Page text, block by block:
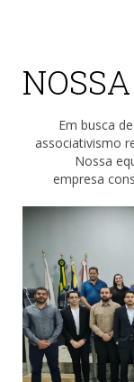
NOSSA
Em busca
associativismo
Nossa
empresa